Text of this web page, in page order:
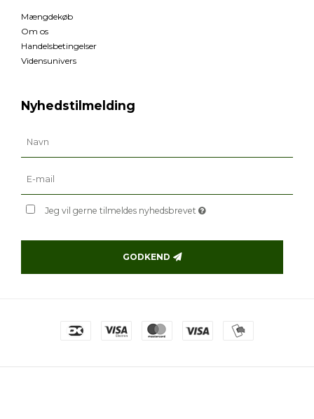
Mængdekøb
Om os
Handelsbetingelser
Vidensunivers
Nyhedstilmelding
Jeg vil gerne tilmeldes nyhedsbrevet
GODKEND